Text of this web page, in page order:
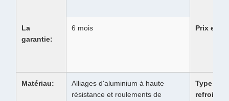
La
garantie:
6 mois Prix et
Matériau:
Alliages d'aluminium à haute
résistance et roulements de
Type de